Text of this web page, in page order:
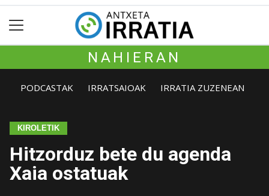
NAHIERAN
PODCASTAK IRRATSAIOAK IRRATIA ZUZENEAN
KIROLETIK
Hitzorduz bete du agenda
Xaia ostatuak